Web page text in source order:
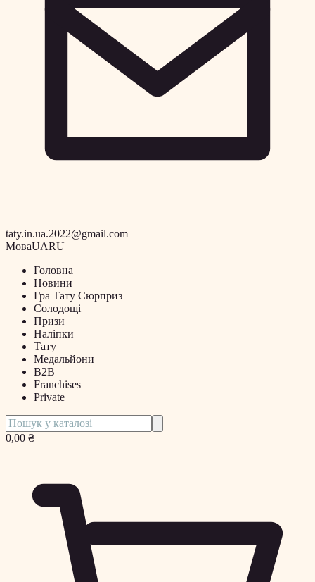
taty.in.ua.2022@gmail.com
МоваUARU
Головна
Новини
Гра Тату Сюрприз
Солодощі
Призи
Наліпки
Тату
Медальйони
B2B
Franchises
Private
0,00 ₴